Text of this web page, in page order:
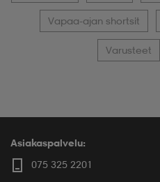
Vapaa-ajan shortsit
Varusteet
Asiakaspalvelu:
075 325 2201